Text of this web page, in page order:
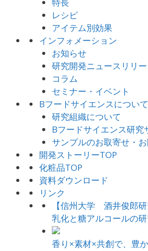
レシピ
アイテム別効果
インフォメーション
お知らせ
研究開発ニュースリリー
コラム
セミナー・イベント
Bフードサイエンスについて
研究組織について
Bフードサイエンス研究
サンプルのお取寄せ・
開発ストーリーTOP
化粧品TOP
資料ダウンロード
リンク
【信州大学 酒井俊郎研
乳化と糖アルコールの
香り×素材×共創で、豊